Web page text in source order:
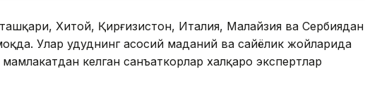
Хитой, Қирғизистон, Италия, Малайзия ва Сербиядан
Улар ҳудуднинг асосий маданий ва сайёҳлик жойларида
келган санъаткорлар халқаро экспертлар